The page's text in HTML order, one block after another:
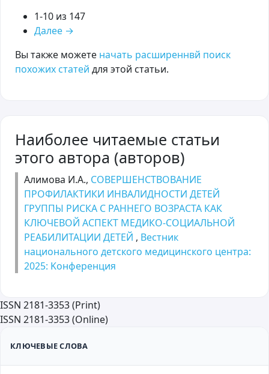
1-10 из 147
Далее →
Вы также можете начать расширеннвй поиск
похожих статей для этой статьи.
Наиболее читаемые статьи
этого автора (авторов)
Алимова И.А., СОВЕРШЕНСТВОВАНИЕ
ПРОФИЛАКТИКИ ИНВАЛИДНОСТИ ДЕТЕЙ
ГРУППЫ РИСКА С РАННЕГО ВОЗРАСТА КАК
КЛЮЧЕВОЙ АСПЕКТ МЕДИКО-СОЦИАЛЬНОЙ
РЕАБИЛИТАЦИИ ДЕТЕЙ , Вестник
национального детского медицинского центра:
2025: Kонференция
ISSN 2181-3353 (Print)
ISSN 2181-3353 (Online)
КЛЮЧЕВЫЕ СЛОВА